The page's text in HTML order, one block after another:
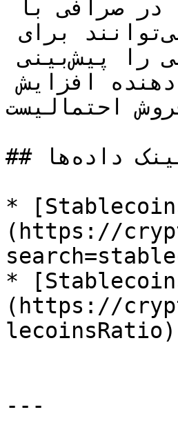
خرید استفاده شوند، فشار فروش احتمالی را پیش‌بینی
می‌کند. رشد مقدار این اندیکاتور، نشان دهنده افزایش
احتمالیست.
## لینک‌ داده‌ها
*
(https://
*
(https://
lecoinsRatio)
---